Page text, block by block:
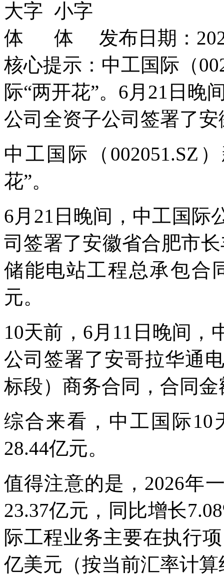
发布日期：
核心提示：中工国际（
际“两开花”。6月21日晚
公司全资子公司签署了
中工国际（002051.SZ
花”。
6月21日晚间，中工国际
司签署了安徽省合肥市
储能电站工程总承包合
元。
10天前，6月11日晚间，
公司签署了安哥拉华通
标段）商务合同，合同金
综合来看，中工国际10
28.44亿元。
值得注意的是，2026年
23.37亿元，同比增长
际工程业务主要在执行
亿美元（按当前汇率计